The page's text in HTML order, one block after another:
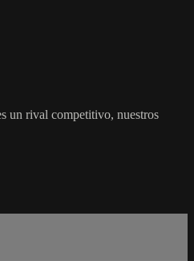
un rival competitivo, nuestros